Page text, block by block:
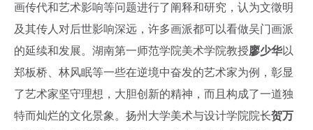
画传代和艺术影响等问题进行了阐释和研究，认为文徵明
及其传人对后世影响深远，许多画派都可以看做吴门画派
的延续和发展。湖南第一师范学院美术学院教授廖少华以
郑板桥、林风眠等一些在逆境中奋发的艺术家为例，彰显
了艺术家坚守理想，大胆创新的精神，而且构成了一道独
特而灿烂的文化景象。扬州大学美术与设计学院院长贺万